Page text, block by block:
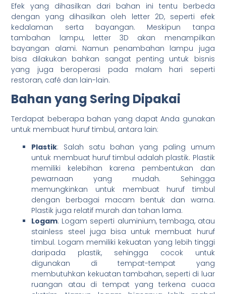
Efek yang dihasilkan dari bahan ini tentu berbeda
dengan yang dihasilkan oleh letter 2D, seperti efek
kedalaman serta bayangan. Meskipun tanpa
tambahan lampu, letter 3D akan menampilkan
bayangan alami. Namun penambahan lampu juga
bisa dilakukan bahkan sangat penting untuk bisnis
yang juga beroperasi pada malam hari seperti
restoran, café dan lain-lain.
Bahan yang Sering Dipakai
Terdapat beberapa bahan yang dapat Anda gunakan
untuk membuat huruf timbul, antara lain:
Plastik: Salah satu bahan yang paling umum
untuk membuat huruf timbul adalah plastik. Plastik
memiliki kelebihan karena pembentukan dan
pewarnaan yang mudah. Sehingga
memungkinkan untuk membuat huruf timbul
dengan berbagai macam bentuk dan warna.
Plastik juga relatif murah dan tahan lama.
Logam: Logam seperti aluminium, tembaga, atau
stainless steel juga bisa untuk membuat huruf
timbul. Logam memiliki kekuatan yang lebih tinggi
daripada plastik, sehingga cocok untuk
digunakan di tempat-tempat yang
membutuhkan kekuatan tambahan, seperti di luar
ruangan atau di tempat yang terkena cuaca